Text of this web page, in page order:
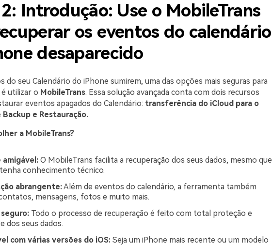
Introdução: Use o MobileTrans
os eventos do calendário
desaparecido
do seu Calendário do iPhone sumirem, uma das opções mais seguras para
utilizar o MobileTrans. Essa solução avançada conta com dois recursos
eventos apagados do Calendário: transferência do iCloud para o
Backup e Restauração.
a MobileTrans?
O MobileTrans facilita a recuperação dos seus dados, mesmo que
conhecimento técnico.
abrangente:Além de eventos do calendário, a ferramenta também
mensagens, fotos e muito mais.
Todo o processo de recuperação é feito com total proteção e
dos seus dados.
com várias versões do iOS:Seja um iPhone mais recente ou um modelo